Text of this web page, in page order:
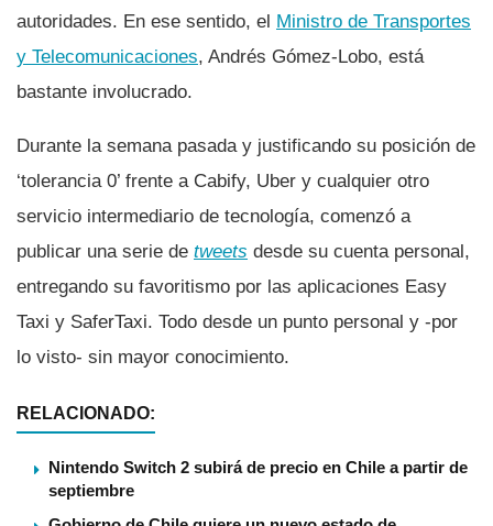
autoridades. En ese sentido, el Ministro de Transportes
y Telecomunicaciones, Andrés Gómez-Lobo, está
bastante involucrado.
Durante la semana pasada y justificando su posición de
‘tolerancia 0’ frente a Cabify, Uber y cualquier otro
servicio intermediario de tecnologí­a, comenzó a
publicar una serie de tweets desde su cuenta personal,
entregando su favoritismo por las aplicaciones Easy
Taxi y SaferTaxi. Todo desde un punto personal y -por
lo visto- sin mayor conocimiento.
RELACIONADO:
Nintendo Switch 2 subirá de precio en Chile a partir de
septiembre